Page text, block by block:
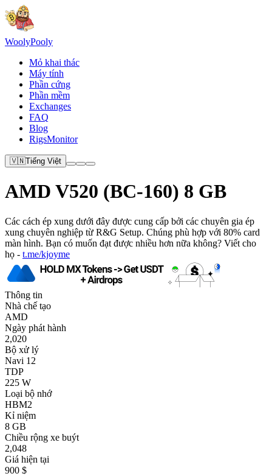
WoolyPooly
Mỏ khai thác
Máy tính
Phần cứng
Phần mềm
Exchanges
FAQ
Blog
RigsMonitor
🇻🇳Tiếng Việt
AMD V520 (BC-160) 8 GB
Các cách ép xung dưới đây được cung cấp bởi các chuyên gia ép
xung chuyên nghiệp từ R&G Setup. Chúng phù hợp với 80% card
màn hình. Bạn có muốn đạt được nhiều hơn nữa không? Viết cho
họ - t.me/kjoyme
Thông tin
Nhà chế tạo
AMD
Ngày phát hành
2,020
Bộ xử lý
Navi 12
TDP
225 W
Loại bộ nhớ
HBM2
Kỉ niệm
8 GB
Chiều rộng xe buýt
2,048
Giá hiện tại
900 $